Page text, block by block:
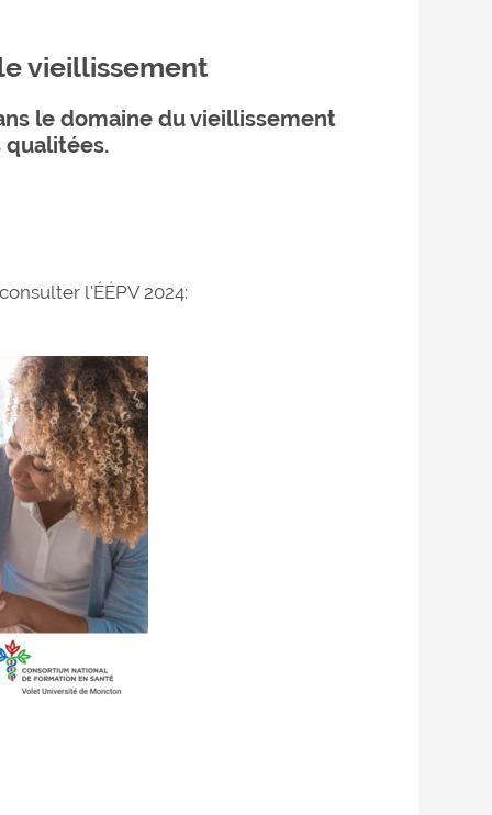
vieillissement
le domaine du vieillissement
qualitées.
l'ÉÉPV 2024: